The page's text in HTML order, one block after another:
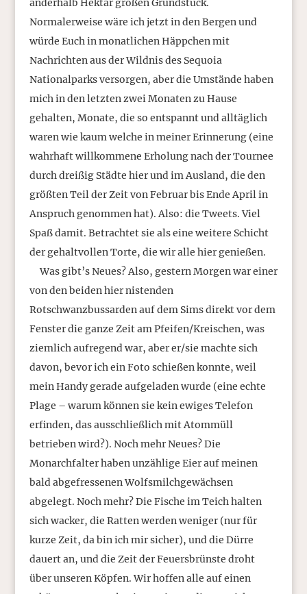
anderhalb Hektar großen Grundstück.
Normalerweise wäre ich jetzt in den Bergen und
würde Euch in monatlichen Häppchen mit
Nachrichten aus der Wildnis des Sequoia
Nationalparks versorgen, aber die Umstände haben
mich in den letzten zwei Monaten zu Hause
gehalten, Monate, die so entspannt und alltäglich
waren wie kaum welche in meiner Erinnerung (eine
wahrhaft willkommene Erholung nach der Tournee
durch dreißig Städte hier und im Ausland, die den
größten Teil der Zeit von Februar bis Ende April in
Anspruch genommen hat). Also: die Tweets. Viel
Spaß damit. Betrachtet sie als eine weitere Schicht
der gehaltvollen Torte, die wir alle hier genießen.
Was gibt’s Neues? Also, gestern Morgen war einer
von den beiden hier nistenden
Rotschwanzbussarden auf dem Sims direkt vor dem
Fenster die ganze Zeit am Pfeifen/Kreischen, was
ziemlich aufregend war, aber er/sie machte sich
davon, bevor ich ein Foto schießen konnte, weil
mein Handy gerade aufgeladen wurde (eine echte
Plage – warum können sie kein ewiges Telefon
erfinden, das ausschließlich mit Atommüll
betrieben wird?). Noch mehr Neues? Die
Monarchfalter haben unzählige Eier auf meinen
bald abgefressenen Wolfsmilchgewächsen
abgelegt. Noch mehr? Die Fische im Teich halten
sich wacker, die Ratten werden weniger (nur für
kurze Zeit, da bin ich mir sicher), und die Dürre
dauert an, und die Zeit der Feuersbrünste droht
über unseren Köpfen. Wir hoffen alle auf einen